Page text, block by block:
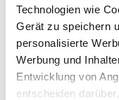
Technologien wie
Gerät zu speichern
personalisierte
Werbung und
Entwicklung von
entscheiden